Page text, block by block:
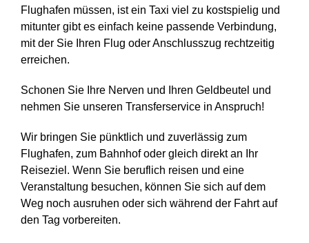
Flughafen müssen, ist ein Taxi viel zu kostspielig und
mitunter gibt es einfach keine passende Verbindung,
mit der Sie Ihren Flug oder Anschlusszug rechtzeitig
erreichen.
Schonen Sie Ihre Nerven und Ihren Geldbeutel und
nehmen Sie unseren Transferservice in Anspruch!
Wir bringen Sie pünktlich und zuverlässig zum
Flughafen, zum Bahnhof oder gleich direkt an Ihr
Reiseziel. Wenn Sie beruflich reisen und eine
Veranstaltung besuchen, können Sie sich auf dem
Weg noch ausruhen oder sich während der Fahrt auf
den Tag vorbereiten.